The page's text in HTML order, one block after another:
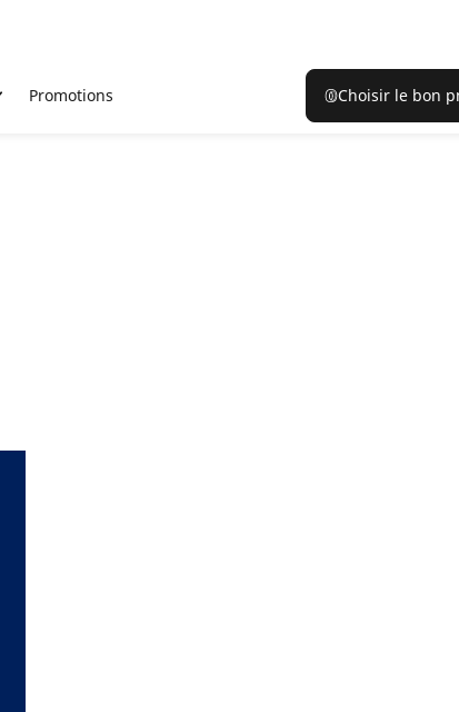
Promotions Choisir le bon